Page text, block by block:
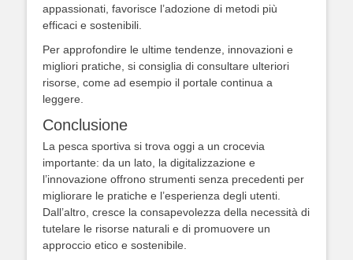
appassionati, favorisce l’adozione di metodi più
efficaci e sostenibili.
Per approfondire le ultime tendenze, innovazioni e
migliori pratiche, si consiglia di consultare ulteriori
risorse, come ad esempio il portale continua a
leggere.
Conclusione
La pesca sportiva si trova oggi a un crocevia
importante: da un lato, la digitalizzazione e
l’innovazione offrono strumenti senza precedenti per
migliorare le pratiche e l’esperienza degli utenti.
Dall’altro, cresce la consapevolezza della necessità di
tutelare le risorse naturali e di promuovere un
approccio etico e sostenibile.